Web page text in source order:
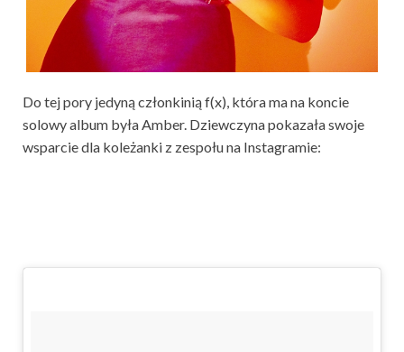
Do tej pory jedyną członkinią f(x), która ma na koncie
solowy album była Amber. Dziewczyna pokazała swoje
wsparcie dla koleżanki z zespołu na Instagramie: